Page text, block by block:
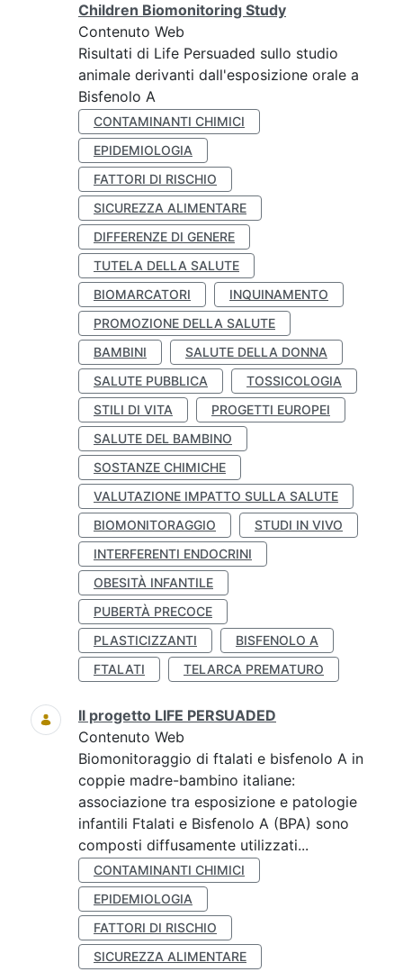
Children Biomonitoring Study
Contenuto Web
Risultati di Life Persuaded sullo studio
animale derivanti dall'esposizione orale a
Bisfenolo A
CONTAMINANTI CHIMICI
EPIDEMIOLOGIA
FATTORI DI RISCHIO
SICUREZZA ALIMENTARE
DIFFERENZE DI GENERE
TUTELA DELLA SALUTE
BIOMARCATORI
INQUINAMENTO
PROMOZIONE DELLA SALUTE
BAMBINI
SALUTE DELLA DONNA
SALUTE PUBBLICA
TOSSICOLOGIA
STILI DI VITA
PROGETTI EUROPEI
SALUTE DEL BAMBINO
SOSTANZE CHIMICHE
VALUTAZIONE IMPATTO SULLA SALUTE
BIOMONITORAGGIO
STUDI IN VIVO
INTERFERENTI ENDOCRINI
OBESITÀ INFANTILE
PUBERTÀ PRECOCE
PLASTICIZZANTI
BISFENOLO A
FTALATI
TELARCA PREMATURO
Il progetto LIFE PERSUADED
Contenuto Web
Biomonitoraggio di ftalati e bisfenolo A in
coppie madre-bambino italiane:
associazione tra esposizione e patologie
infantili Ftalati e Bisfenolo A (BPA) sono
composti diffusamente utilizzati...
CONTAMINANTI CHIMICI
EPIDEMIOLOGIA
FATTORI DI RISCHIO
SICUREZZA ALIMENTARE